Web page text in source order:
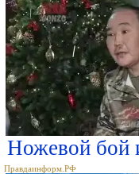
Ножевой бой
Правдаинформ.РФ